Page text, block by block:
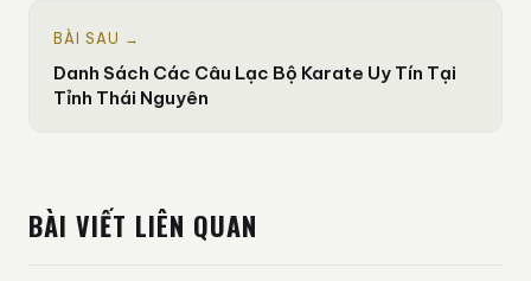
BÀI SAU →
Danh Sách Các Câu Lạc Bộ Karate Uy Tín Tại
Tỉnh Thái Nguyên
BÀI VIẾT LIÊN QUAN